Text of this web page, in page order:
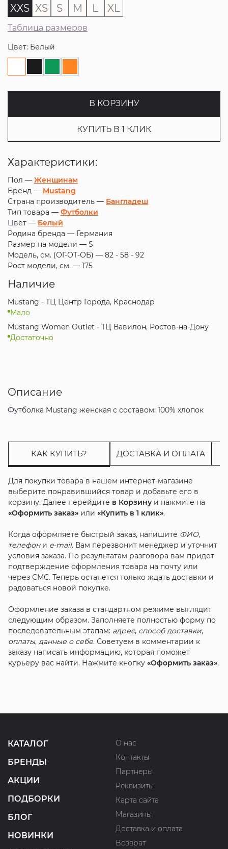
XXS XS S M L XL
Таблица размеров
Цвет: Белый
В КОРЗИНУ
КУПИТЬ В 1 КЛИК
Характеристики:
Пол — Женщинам
Бренд — Mustang
Страна производитель — Бангладеш
Тип товара — Футболки
Цвет — Белый
Родина бренда — Германия
Размер на модели — S
Модель, см. (ОГ-ОТ-ОБ) — 82 - 58 - 92
Рост модели, см. — 175
Наличие
Mustang - ТЦ Центр Города, Краснодар
Мало
Mustang Women Outlet - ТЦ Вавилон, Ростов-на-Дону
Достаточно
Описание
Футболка Mustang женская с составом: 100% хлопок
КАК КУПИТЬ? ДОСТАВКА И ОПЛАТА
Для покупки товара в нашем интернет-магазине
выберите понравившийся товар и добавьте его в
корзину. Далее перейдите в Корзинуи нажмите на
«Оформить заказ»или «Купить в 1 клик».
Когда оформляете быстрый заказ, напишите ФИО,
телефони e-mail. Вам перезвонит менеджер и уточнит
условия заказа. По результатам разговора вам придет
подтверждение оформления товара на почту или
через СМС. Теперь останется только ждать доставки и
радоваться новой покупке.
Оформление заказа в стандартном режиме выглядит
следующим образом. Заполняете полностью форму по
последовательным этапам: адрес, способ доставки,
оплаты, данные о себе. Советуем в комментарии к
заказу написать информацию, которая поможет
курьеру вас найти. Нажмите кнопку «Оформить заказ».
КАТАЛОГ
БРЕНДЫ
АКЦИИ
ПОДБОРКИ
БЛОГ
НОВИНКИ
О нас
Контакты
Партнеры
Реквизиты
Карта сайта
Магазины
Доставка и оплата
Возврат